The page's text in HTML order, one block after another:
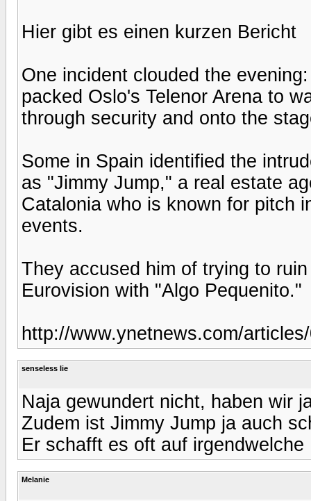
Hier gibt es einen kurzen Bericht
One incident clouded the
packed Oslo's Telenor Arena to
through security and onto the
Some in Spain identified the
as "Jimmy Jump," a real estate
Catalonia who is known for pitch
events.
They accused him of trying to
Eurovision with "Algo Pequenito."
http://www.ynetnews.com/
senseless lie
Naja gewundert nicht, haben wir
Zudem ist Jimmy Jump ja auch
Er schafft es oft auf
Melanie